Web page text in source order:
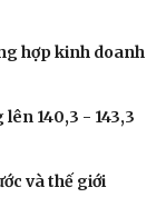
hợp kinh doanh
140,3 - 143,3
và thế giới